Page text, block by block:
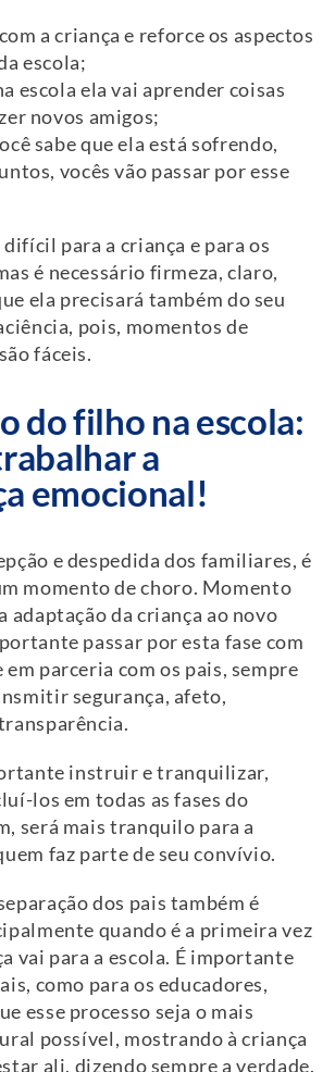
a criança e reforce os aspectos
escola;
escola ela vai aprender coisas
novos amigos;
sabe que ela está sofrendo,
vocês vão passar por esse
para a criança e para os
é necessário firmeza, claro,
ela precisará também do seu
pois, momentos de
fáceis.
do filho na escola:
a
emocional!
e despedida dos familiares, é
momento de choro. Momento
adaptação da criança ao novo
passar por esta fase com
parceria com os pais, sempre
segurança, afeto,
instruir e tranquilizar,
los em todas as fases do
será mais tranquilo para a
faz parte de seu convívio.
dos pais também é
quando é a primeira vez
vai para a escola. É importante
como para os educadores,
esse processo seja o mais
possível, mostrando à criança
ali, dizendo sempre a verdade.